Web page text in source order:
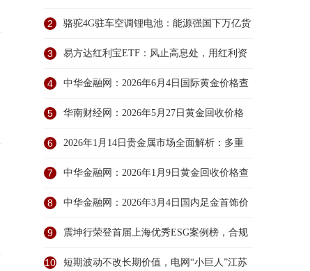
音
2 骆驼4G驻车空调锂电池：能源强国下万亿货
运的舒
3 易方达红利宝ETF：风止高息处，用红利资
产坚守
4 中华金融网：2026年6月4日国际黄金价格查
询
5 华南财经网：2026年5月27日黄金回收价格
查询
6 2026年1月14日贵金属市场全面解析：多重
利好共振
7 中华金融网：2026年1月9日黄金回收价格查
询
8 中华金融网：2026年3月4日国内足金首饰价
格查询
9 震坤行荣登首届上海优秀ESG案例榜，合规
治理筑
10 短期波动不改长期价值，电网“小巨人”江苏